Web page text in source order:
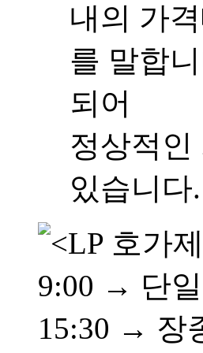
내의 가
를 말합
되어
정상적인
있습니다.